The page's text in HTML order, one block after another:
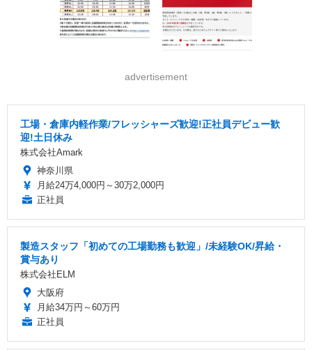
advertisement
工場・倉庫内軽作業/フレッシャーズ歓迎!正社員デビュー歓
迎!土日休み
株式会社Amark
神奈川県
月給24万4,000円～30万2,000円
正社員
製造スタッフ「初めての工場勤務も歓迎」/未経験OK/昇給・
賞与あり
株式会社ELM
大阪府
月給34万円～60万円
正社員